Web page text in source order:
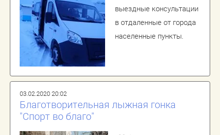
выездные консультации
в отдаленные от города
населенные пункты.
03.02.2020 20:02
Благотворительная лыжная гонка
"Спорт во благо"